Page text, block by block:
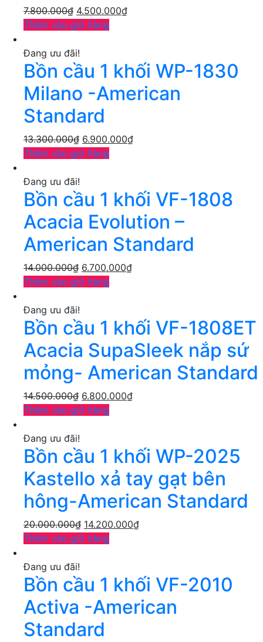
7.800.000₫ 4.500.000₫
Thêm vào giỏ hàng
Đang ưu đãi!
Bồn cầu 1 khối WP-1830
Milano -American
Standard
13.300.000₫ 6.900.000₫
Thêm vào giỏ hàng
Đang ưu đãi!
Bồn cầu 1 khối VF-1808
Acacia Evolution –
American Standard
14.000.000₫ 6.700.000₫
Thêm vào giỏ hàng
Đang ưu đãi!
Bồn cầu 1 khối VF-1808ET
Acacia SupaSleek nắp sứ
mỏng- American Standard
14.500.000₫ 6.800.000₫
Thêm vào giỏ hàng
Đang ưu đãi!
Bồn cầu 1 khối WP-2025
Kastello xả tay gạt bên
hông-American Standard
20.000.000₫ 14.200.000₫
Thêm vào giỏ hàng
Đang ưu đãi!
Bồn cầu 1 khối VF-2010
Activa -American
Standard